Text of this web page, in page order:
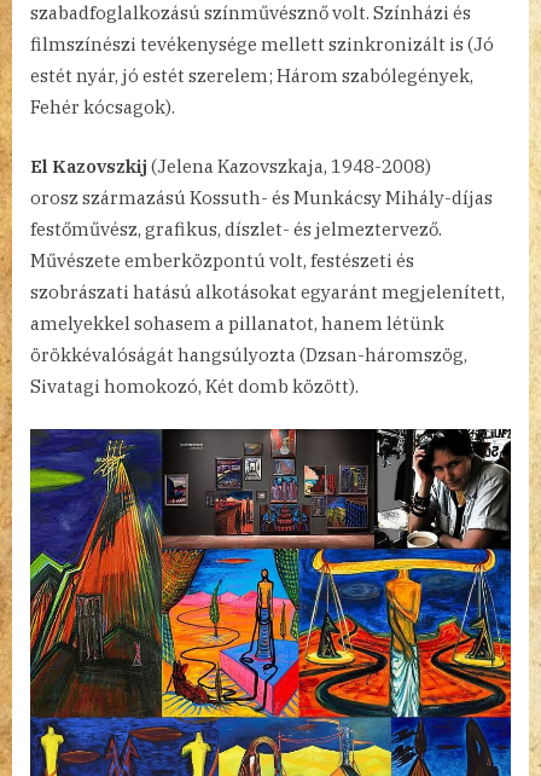
szabadfoglalkozású színművésznő volt. Színházi és
filmszínészi tevékenysége mellett szinkronizált is (Jó
estét nyár, jó estét szerelem; Három szabólegények,
Fehér kócsagok).
El Kazovszkij (Jelena Kazovszkaja, 1948-2008)
orosz származású Kossuth- és Munkácsy Mihály-díjas
festőművész, grafikus, díszlet- és jelmeztervező.
Művészete emberközpontú volt, festészeti és
szobrászati hatású alkotásokat egyaránt megjelenített,
amelyekkel sohasem a pillanatot, hanem létünk
örökkévalóságát hangsúlyozta (Dzsan-háromszög,
Sivatagi homokozó, Két domb között).